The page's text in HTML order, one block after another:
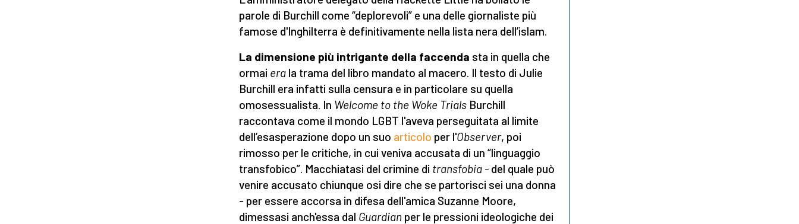
parole di Burchill come “deplorevoli” e una delle giornaliste più
famose d'Inghilterra è definitivamente nella lista nera dell’islam.
La dimensione più intrigante della faccenda sta in quella che
ormai era la trama del libro mandato al macero. Il testo di Julie
Burchill era infatti sulla censura e in particolare su quella
omosessualista. In Welcome to the Woke Trials Burchill
raccontava come il mondo LGBT l'aveva perseguitata al limite
dell’esasperazione dopo un suo articolo per l'Observer, poi
rimosso per le critiche, in cui veniva accusata di un “linguaggio
transfobico”. Macchiatasi del crimine di transfobia - del quale può
venire accusato chiunque osi dire che se partorisci sei una donna
- per essere accorsa in difesa dell'amica Suzanne Moore,
dimessasi anch'essa dal Guardian per le pressioni ideologiche dei